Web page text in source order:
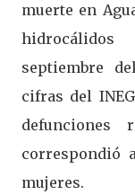
muerte en
septiembre
cifras del
defunciones
correspondió
mujeres.